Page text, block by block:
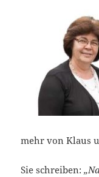
mehr von Klaus
Sie schreiben: